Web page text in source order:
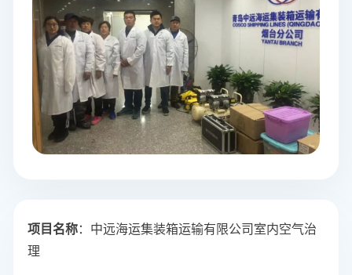
项目名称：中远海运集装箱运输有限公司室内空气治
理